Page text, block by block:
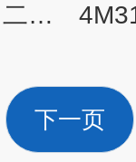
4H210-08AIRTAC三口二位电磁阀型号,亚德客特点一览
下一页